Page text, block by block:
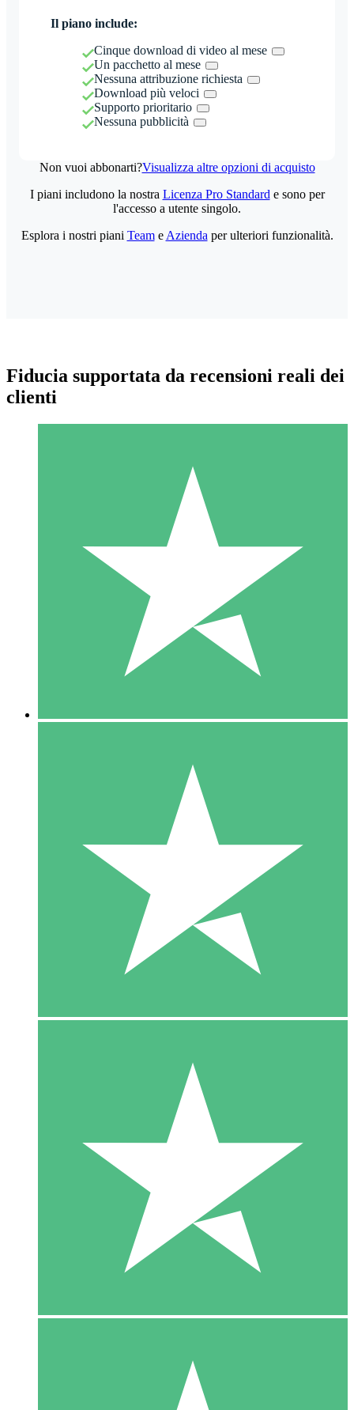
Il piano include:
Cinque download di video al mese
Un pacchetto al mese
Nessuna attribuzione richiesta
Download più veloci
Supporto prioritario
Nessuna pubblicità
Non vuoi abbonarti?Visualizza altre opzioni di acquisto
Pacchetti di Crediti Individuali
Paga a consumo con crediti di download. Nessun impegno
1 Download
10
US$1500
10 Download
20
I piani includono la nostra Licenza Pro Standard e sono per
l'accesso a utente singolo.
Esplora i nostri piani Teame Azienda per ulteriori funzionalità.
Fiducia supportata da recensioni reali dei
clienti